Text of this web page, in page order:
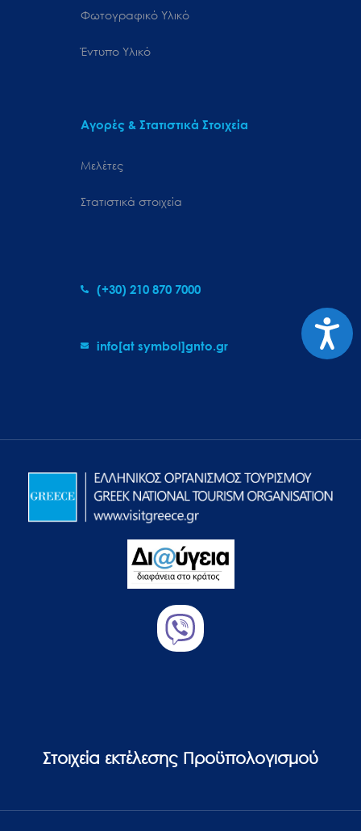
Φωτογραφικό Υλικό
Έντυπο Υλικό
Αγορές & Στατιστικά Στοιχεία
Μελέτες
Στατιστικά στοιχεία
(+30) 210 870 7000
info[at symbol]gnto.gr
Στοιχεία εκτέλεσης Προϋπολογισμού